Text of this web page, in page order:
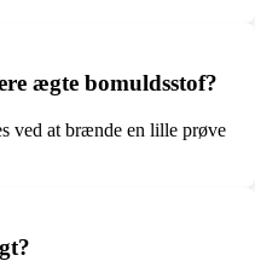
ægte bomuldsstof?
ved at brænde en lille prøve